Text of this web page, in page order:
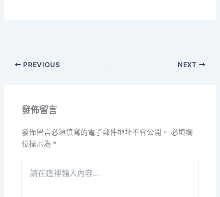
PREVIOUS NEXT
發佈留言
發佈留言必須填寫的電子郵件地址不會公開。 必填欄
位標示為 *